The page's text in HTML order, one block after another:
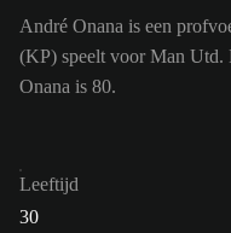
André Onana is een
(KP) speelt voor Man Utd.
Onana is 80.
Leeftijd
30